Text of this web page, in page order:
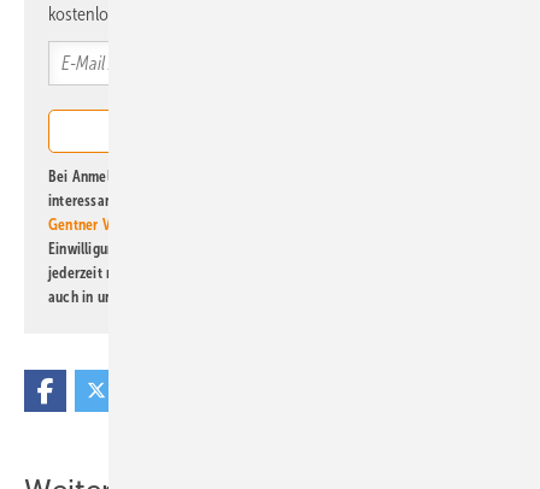
kostenlos direkt ins Postfach.
Bei Anmeldung zu diesem Newsletter bin ich damit einverstanden, über
interessante Verlags- und Online-Angebote
Gentner Verlag GmbH & Co. KG
Einwilligung kann ich jederzeit widerrufen und eine Abmeldung ist
jederzeit möglich. Informationen zum Umgang mit Daten finden Sie
auch in unserer